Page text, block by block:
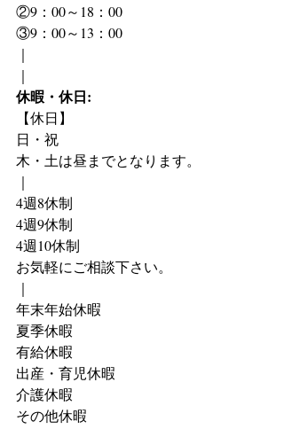
②9：00～18：00
③9：00～13：00
｜
｜
休暇・休日:
【休日】
日・祝
木・土は昼までとなります。
｜
4週8休制
4週9休制
4週10休制
お気軽にご相談下さい。
｜
年末年始休暇
夏季休暇
有給休暇
出産・育児休暇
介護休暇
その他休暇